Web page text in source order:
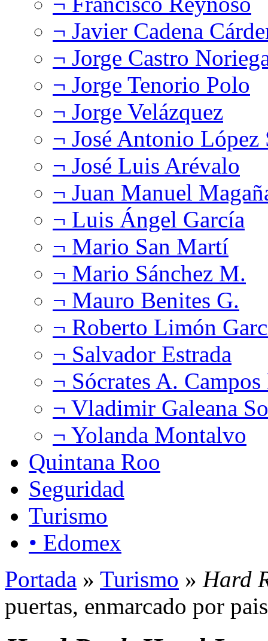
¬ Javier Cadena
¬ Jorge Castro
¬ Jorge Tenorio Polo
¬ Jorge Velázquez
¬ José Antonio López
¬ José Luis Arévalo
¬ Juan Manuel
¬ Luis Ángel García
¬ Mario San Martí
¬ Mario Sánchez M.
¬ Mauro Benites G.
¬ Roberto Limón
¬ Salvador Estrada
¬ Sócrates A.
¬ Vladimir Galeana
¬ Yolanda Montalvo
Quintana Roo
Seguridad
Turismo
• Edomex
Portada » Turismo » Hard
puertas, enmarcado por